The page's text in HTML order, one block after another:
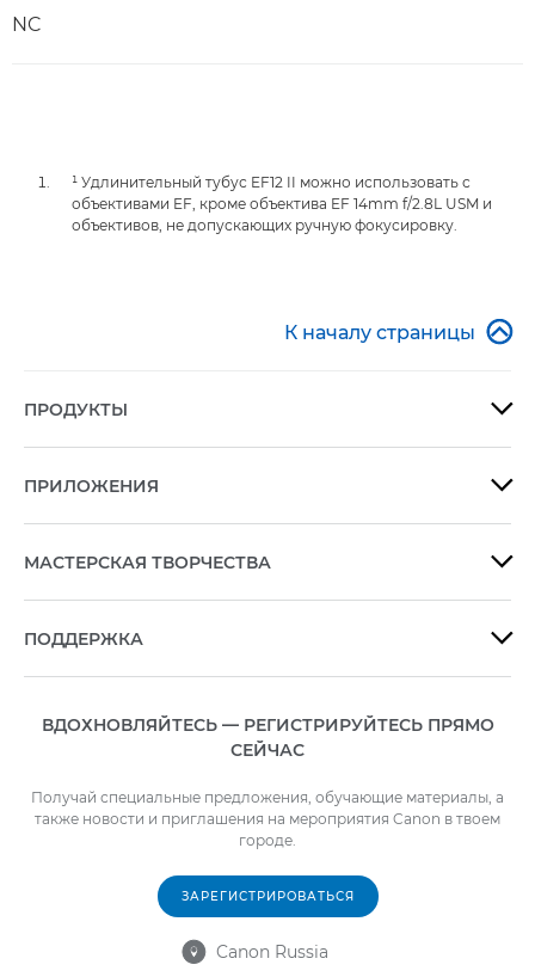
NC
¹ Удлинительный тубус EF12 II можно использовать с
объективами EF, кроме объектива EF 14mm f/2.8L USM и
объективов, не допускающих ручную фокусировку.
К началу страницы 
ПРОДУКТЫ 
ПРИЛОЖЕНИЯ 
МАСТЕРСКАЯ ТВОРЧЕСТВА 
ПОДДЕРЖКА 
ВДОХНОВЛЯЙТЕСЬ — РЕГИСТРИРУЙТЕСЬ ПРЯМО
СЕЙЧАС
Получай специальные предложения, обучающие материалы, а
также новости и приглашения на мероприятия Canon в твоем
городе.
ЗАРЕГИСТРИРОВАТЬСЯ
 Canon Russia